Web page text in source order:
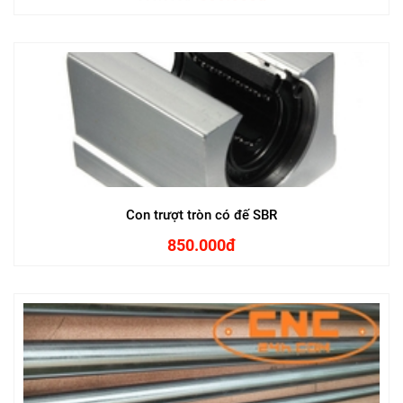
Con trượt tròn có đế SBR
850.000đ